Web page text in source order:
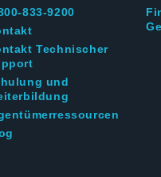
833-9200
Technischer
und